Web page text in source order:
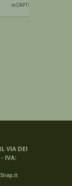
VIA DEI
IVA: